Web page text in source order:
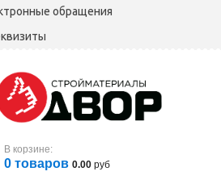
обращения
В корзине:
0 товаров 0.00 руб